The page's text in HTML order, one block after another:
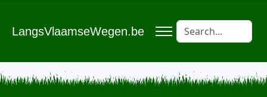
LangsVlaamseWegen.be